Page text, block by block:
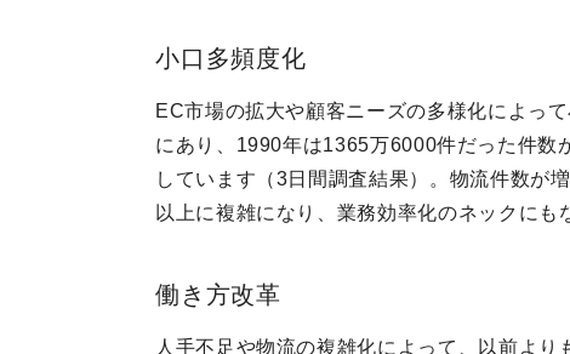
小口多頻度化
EC市場の拡大や顧客ニーズの多様化によっ
にあり、1990年は1365万6000件だった件
しています（3日間調査結果）。物流件数が
以上に複雑になり、業務効率化のネックにも
働き方改革
人手不足や物流の複雑化によって、以前よ